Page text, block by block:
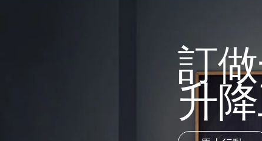
訂
升